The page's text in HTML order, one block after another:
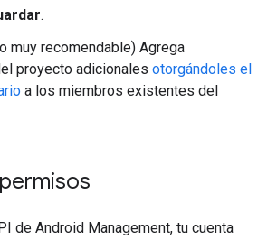
.
muy recomendable) Agrega
proyecto adicionales otorgándoles el
a los miembros existentes del
de Android Management, tu cuenta